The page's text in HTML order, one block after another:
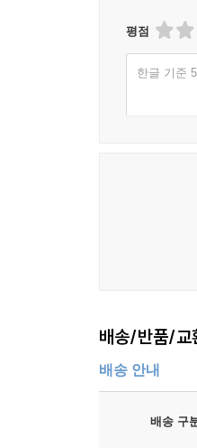
평점
한글 기준
배송/반품/교
배송 안내
배송 구